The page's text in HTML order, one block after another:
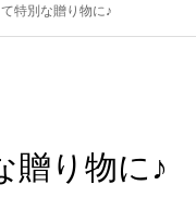
特別な贈り物に♪
贈り物に♪